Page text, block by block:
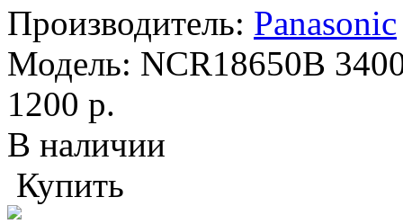
Производитель: Panasonic
Модель: NCR18650B
1200 р.
В наличии
Купить